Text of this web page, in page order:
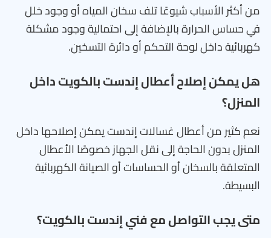
من أكثر الأسباب شيوعًا تلف سخان المياه أو وجود خلل
في حساس الحرارة بالإضافة إلى احتمالية وجود مشكلة
كهربائية داخل لوحة التحكم أو دائرة التسخين.
هل يمكن إصلاح أعطال إندست بالكويت داخل
المنزل؟
نعم كثير من أعطال غسالات إندست يمكن إصلاحها داخل
المنزل بدون الحاجة إلى نقل الجهاز خصوصًا الأعطال
المتعلقة بالسخان أو الحساسات أو الصيانة الكهربائية
البسيطة.
متى يجب التواصل مع فني إندست بالكويت؟